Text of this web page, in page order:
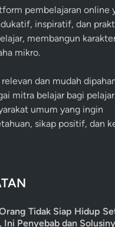
pembelajaran online
inspiratif, dan
membangun
mikro.
dan mudah
mitra belajar bagi
umum yang ingin
sikap positif, dan
Tidak Siap Hidup
Ini Penyebab dan